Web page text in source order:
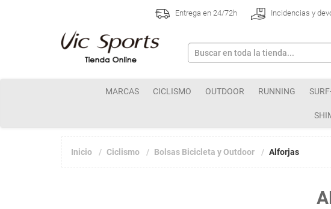
Entrega en 24/72h Incidencias y
MARCAS CICLISMO OUTDOOR RUNNING
Inicio Ciclismo Bolsas Bicicleta y Outdoor Alforjas